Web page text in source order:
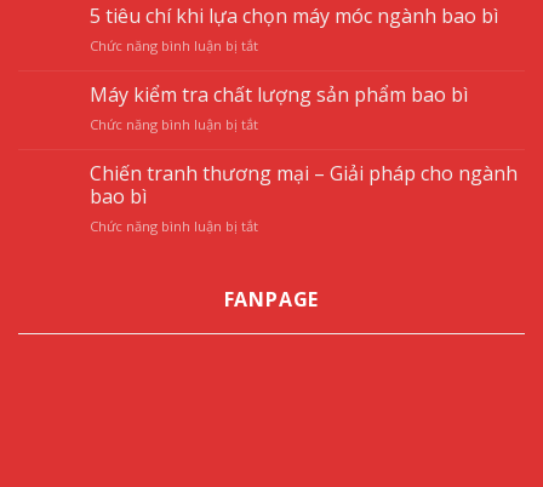
niêm
của
Vỹ
túi
bao
mềm
thông
dụng
5 tiêu chí khi lựa chọn máy móc ngành bao bì
Chức năng bình luận bị tắtở
tiêu
chí
khi
chọn
máy
ngành
Máy kiểm tra chất lượng sản phẩm bao bì
Chức năng bình luận bị tắtở
tra
lượng
bì
Chiến tranh thương mại – Giải pháp cho ngành
bao bì
Chức năng bình luận bị tắtở
mại
FANPAGE